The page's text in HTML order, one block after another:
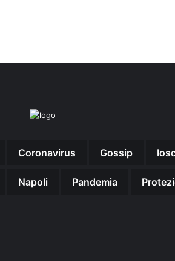
Coronavirus Gossip
Napoli Pandemia